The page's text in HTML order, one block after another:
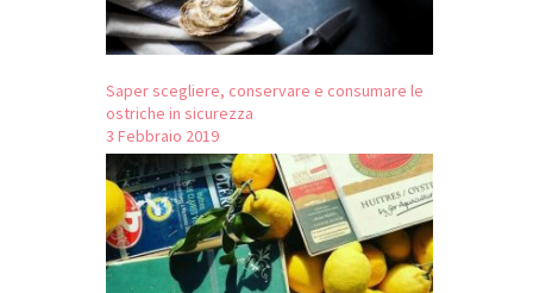
Saper scegliere, conservare e consumare le
ostriche in sicurezza
3 Febbraio 2019